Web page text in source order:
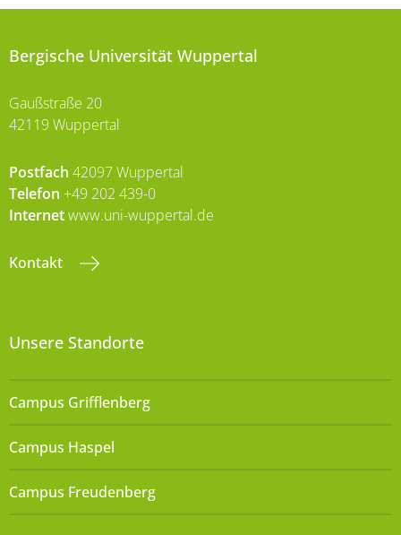
Bergische Universität Wuppertal
Gaußstraße 20
42119 Wuppertal
Postfach 42097 Wuppertal
Telefon +49 202 439-0
Internetwww.uni-wuppertal.de
Kontakt
Unsere Standorte
Campus Grifflenberg
Campus Haspel
Campus Freudenberg